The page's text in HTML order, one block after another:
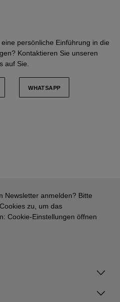
persönliche Einführung in die
Kontaktieren Sie unseren
auf Sie.
WHATSAPP
Newsletter anmelden? Bitte
zu, um das
Cookie-Einstellungen öffnen